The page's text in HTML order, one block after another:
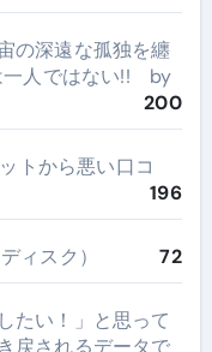
の深遠な孤独を纏
一人ではない!! by
200
トから悪い口コ
196
ィスク） 72
たい！」と思って
戻されるデータで